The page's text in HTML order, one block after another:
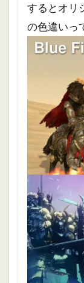
するとオリ
の色違いっ